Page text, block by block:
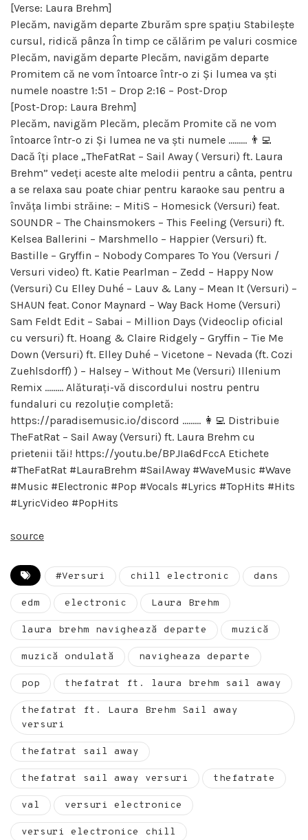
[Verse: Laura Brehm]
Plecăm, navigăm departe Zburăm spre spațiu Stabilește
cursul, ridică pânza În timp ce călărim pe valuri cosmice
Plecăm, navigăm departe Plecăm, navigăm departe
Promitem că ne vom întoarce într-o zi Și lumea va ști
numele noastre 1:51 – Drop 2:16 – Post-Drop
[Post-Drop: Laura Brehm]
Plecăm, navigăm Plecăm, plecăm Promite că ne vom
întoarce într-o zi Și lumea ne va ști numele ……… 👨‍💻
Dacă îți place „TheFatRat – Sail Away ( Versuri) ft. Laura
Brehm” vedeți aceste alte melodii pentru a cânta, pentru
a se relaxa sau poate chiar pentru karaoke sau pentru a
învăța limbi străine: – MitiS – Homesick (Versuri) feat.
SOUNDR – The Chainsmokers – This Feeling (Versuri) ft.
Kelsea Ballerini – Marshmello – Happier (Versuri) ft.
Bastille – Gryffin – Nobody Compares To You (Versuri /
Versuri video) ft. Katie Pearlman – Zedd – Happy Now
(Versuri) Cu Elley Duhé – Lauv & Lany – Mean It (Versuri) –
SHAUN feat. Conor Maynard – Way Back Home (Versuri)
Sam Feldt Edit – Sabai – Million Days (Videoclip oficial
cu versuri) ft. Hoang & Claire Ridgely – Gryffin – Tie Me
Down (Versuri) ft. Elley Duhé – Vicetone – Nevada (ft. Cozi
Zuehlsdorff) ) – Halsey – Without Me (Versuri) Illenium
Remix ……… Alăturați-vă discordului nostru pentru
fundaluri cu rezoluție completă:
https://paradisemusic.io/discord ……… 👩‍💻 Distribuie
TheFatRat – Sail Away (Versuri) ft. Laura Brehm cu
prietenii tăi! https://youtu.be/BPJIa6dFccA Etichete
#TheFatRat #LauraBrehm #SailAway #WaveMusic #Wave
#Music #Electronic #Pop #Vocals #Lyrics #TopHits #Hits
#LyricVideo #PopHits
source
#Versuri chill electronic dans
edm electronic Laura Brehm
laura brehm navighează departe muzică
muzică ondulată navigheaza departe
pop thefatrat ft. laura brehm sail away
thefatrat ft. Laura Brehm Sail away
versuri
thefatrat sail away
thefatrat sail away versuri thefatrate
val versuri electronice
versuri electronice chill